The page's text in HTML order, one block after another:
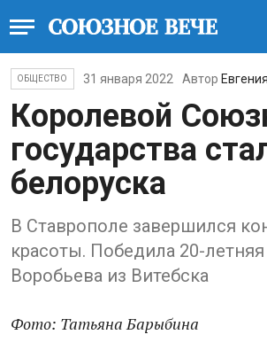
ОБЩЕСТВО 31 января 2022 Автор
Королевой
государства
белоруска
В Ставрополе завершился
красоты. Победила 20-
Воробьева из Витебска
Фото: Татьяна Барыбина